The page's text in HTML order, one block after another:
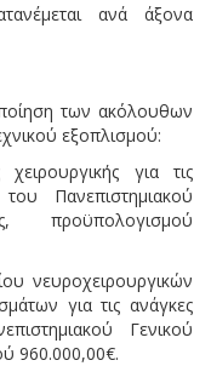
ανά άξονα
των ακόλουθων
εξοπλισμού:
για τις
Πανεπιστημιακού
προϋπολογισμού
νευροχειρουργικών
για τις ανάγκες
Γενικού
960.000,00€.